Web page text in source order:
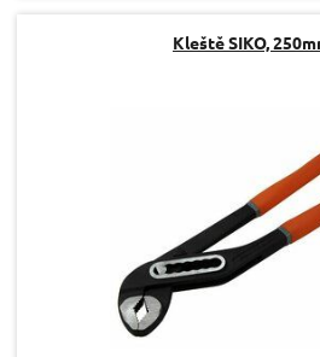
Kleště SIKO,